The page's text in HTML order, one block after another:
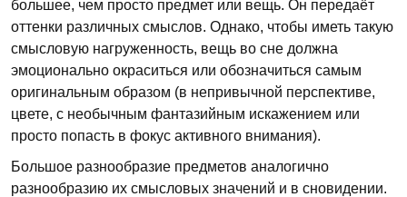
большее, чем просто предмет или вещь. Он передаёт
оттенки различных смыслов. Однако, чтобы иметь такую
смысловую нагруженность, вещь во сне должна
эмоционально окраситься или обозначиться самым
оригинальным образом (в непривычной перспективе,
цвете, с необычным фантазийным искажением или
просто попасть в фокус активного внимания).
Большое разнообразие предметов аналогично
разнообразию их смысловых значений и в сновидении.